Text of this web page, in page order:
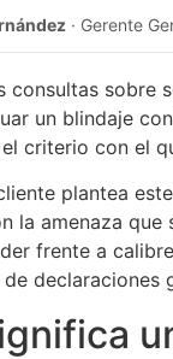
· Gerente
consultas sobre
un blindaje
criterio con el
plantea
la amenaza
frente a
declaraciones